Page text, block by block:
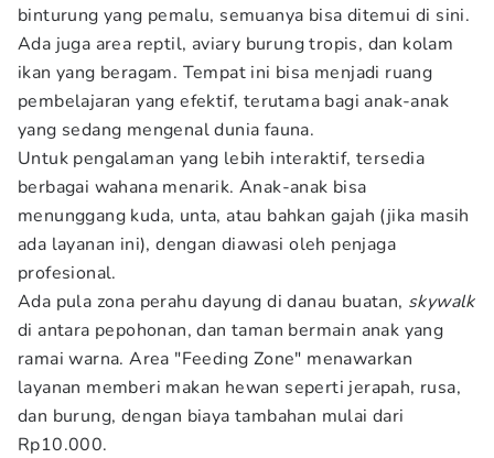
binturung yang pemalu, semuanya bisa ditemui di sini.
Ada juga area reptil, aviary burung tropis, dan kolam
ikan yang beragam. Tempat ini bisa menjadi ruang
pembelajaran yang efektif, terutama bagi anak-anak
yang sedang mengenal dunia fauna.
Untuk pengalaman yang lebih interaktif, tersedia
berbagai wahana menarik. Anak-anak bisa
menunggang kuda, unta, atau bahkan gajah (jika masih
ada layanan ini), dengan diawasi oleh penjaga
profesional.
Ada pula zona perahu dayung di danau buatan, skywalk
di antara pepohonan, dan taman bermain anak yang
ramai warna. Area "Feeding Zone" menawarkan
layanan memberi makan hewan seperti jerapah, rusa,
dan burung, dengan biaya tambahan mulai dari
Rp10.000.